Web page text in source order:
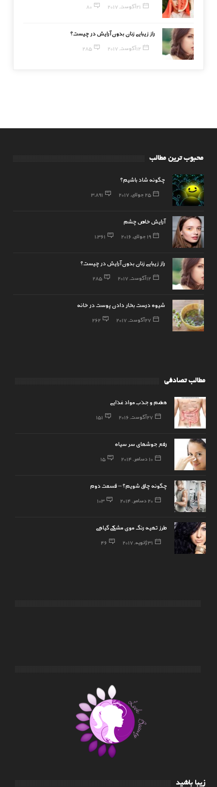
21 آگوست, 2017 80
راز زیبایی زنان بدون آرایش در چیست؟
12 آگوست, 2017 285
محبوب ترین مطالب
چگونه شاد باشیم؟
25 جولای, 2017 3,891
آرایش خاص چشم
19 جولای, 2016 1,361
راز زیبایی زنان بدون آرایش در چیست؟
12 آگوست, 2017 285
شیوه درست بخار دادن پوست در خانه
27 آگوست, 2017 262
مطالب تصادفی
هضم و جذب مواد غذایی
27 آگوست, 2016 151
رفع جوشهای سر سیاه
10 دسامبر, 2014 15
چگونه چاق شویم؟ – قسمت دوم
20 دسامبر, 2014 103
طرز تهیه رنگ موی مشکی گیاهی
31 ژانویه, 2017 46
زیبا باشید